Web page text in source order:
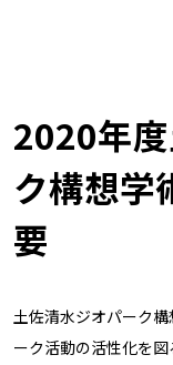
2020年
ク構想学
要
土佐清水ジオパーク
ーク活動の活性化を